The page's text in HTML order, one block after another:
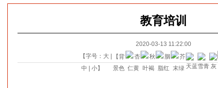
教育培训
2020-03-13 11:22:00
【字号： 大
中
小】
【背
景色